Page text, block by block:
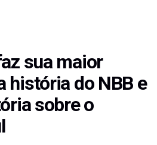
sua maior
história do NBB e
sobre o